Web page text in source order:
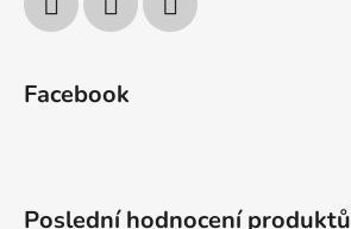
Facebook
Poslední hodnocení produktů